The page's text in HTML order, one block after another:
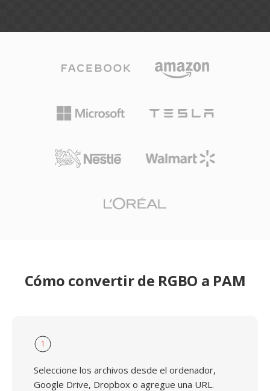
Cómo convertir de RGBO a PAM
1
Seleccione los archivos desde el ordenador,
Google Drive, Dropbox o agregue una URL.